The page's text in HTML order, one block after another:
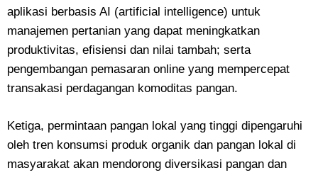
aplikasi berbasis AI (artificial intelligence) untuk
manajemen pertanian yang dapat meningkatkan
produktivitas, efisiensi dan nilai tambah; serta
pengembangan pemasaran online yang mempercepat
transakasi perdagangan komoditas pangan.
Ketiga, permintaan pangan lokal yang tinggi dipengaruhi
oleh tren konsumsi produk organik dan pangan lokal di
masyarakat akan mendorong diversikasi pangan dan